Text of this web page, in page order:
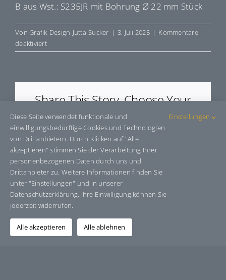
B aus Wst.: S235JR mit Bohrung Ø 22 mm Stück
VonGrafik-Design-Jutta-Sucker | 3. Juli 2025 | Kommentare
deaktiviertfür
E9125B
Share This Story, Choose Your
Platform!
Facebook Bluesky WhatsAppTelegram
E-
Mail
Über den Autor: Grafik-Design-Jutta-Sucker
Diese Seite verwendet funktionale und
einwilligungsbedürftige Cookies und Technologien
von Drittanbietern. Durch Klicken auf "Alle
akzeptieren" stimmen Sie der Verarbeitung Ihrer
personenbezogenen Daten durch uns und
Drittanbieter zu. Weitere Informationen finden Sie
unter "Einstellungen" und in unserer
Datenschutzerklärung. Ihre Einwilligung können Sie
jederzeit widerrufen.
Einstellungen
Alle akzeptieren Alle ablehnen